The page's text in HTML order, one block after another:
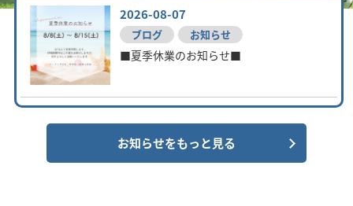
お知らせをもっと見る